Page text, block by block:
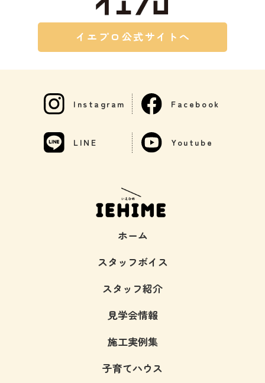
イエプロ公式サイトへ
ホーム
スタッフボイス
スタッフ紹介
見学会情報
施工実例集
子育てハウス
Instagram Facebook
LINE Youtube